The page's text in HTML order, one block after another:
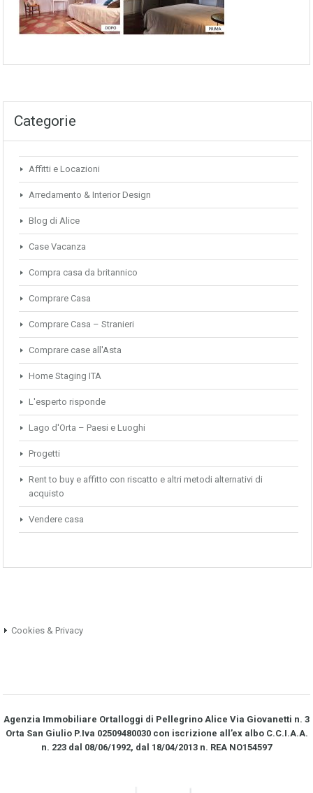
Categorie
Affitti e Locazioni
Arredamento & Interior Design
Blog di Alice
Case Vacanza
Compra casa da britannico
Comprare Casa
Comprare Casa – Stranieri
Comprare case all'Asta
Home Staging ITA
L'esperto risponde
Lago d'Orta – Paesi e Luoghi
Progetti
Rent to buy e affitto con riscatto e altri metodi alternativi di
acquisto
Vendere casa
Cookies & Privacy
Agenzia Immobiliare Ortalloggi di Pellegrino Alice Via Giovanetti n. 3
Orta San Giulio P.Iva 02509480030 con iscrizione all’ex albo C.C.I.A.A.
n. 223 dal 08/06/1992, dal 18/04/2013 n. REA NO­154597